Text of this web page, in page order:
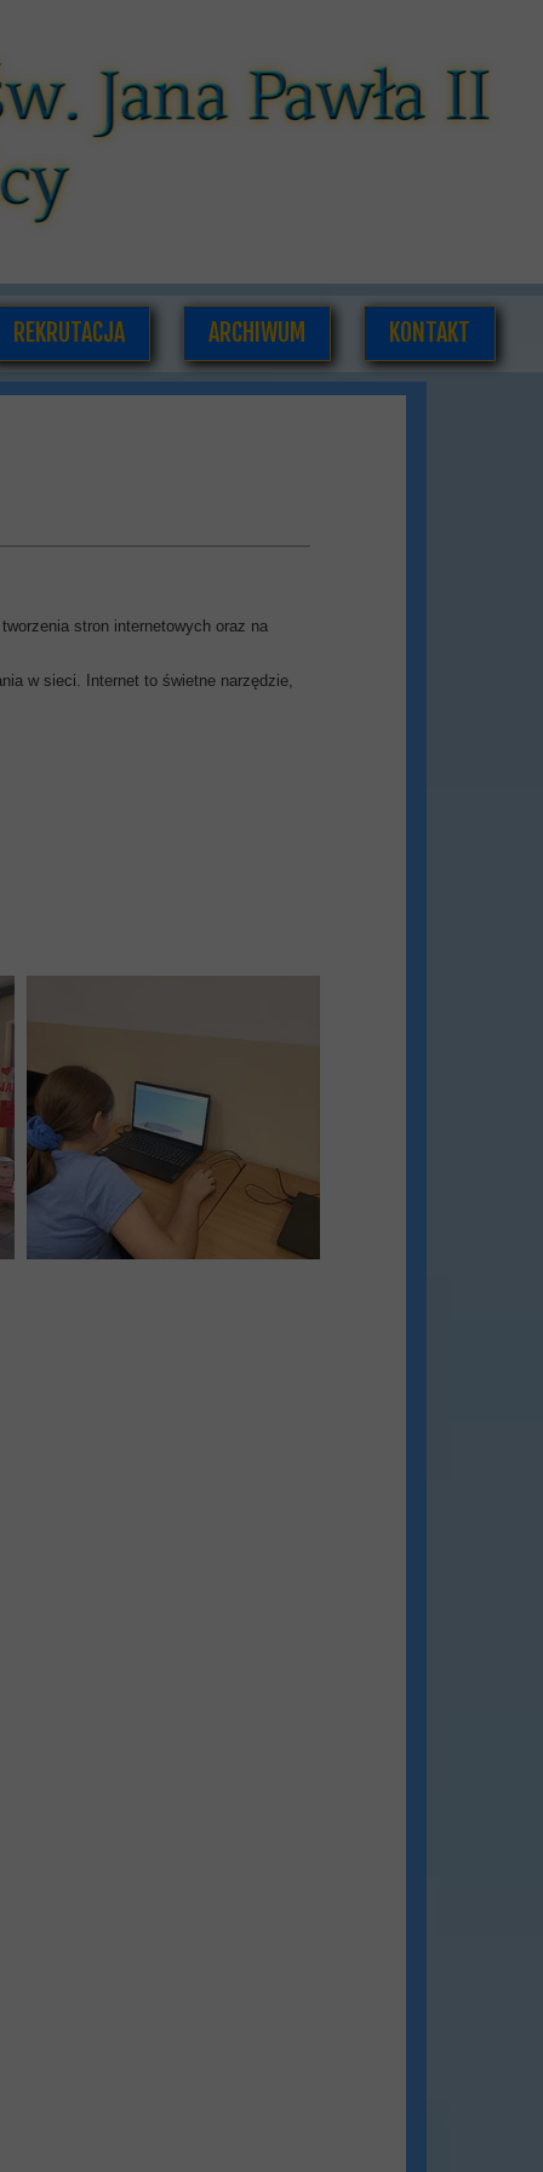
stron internetowych oraz na
w sieci. Internet to świetne narzędzie,
REKRUTACJA ARCHIWUM KONTAKT